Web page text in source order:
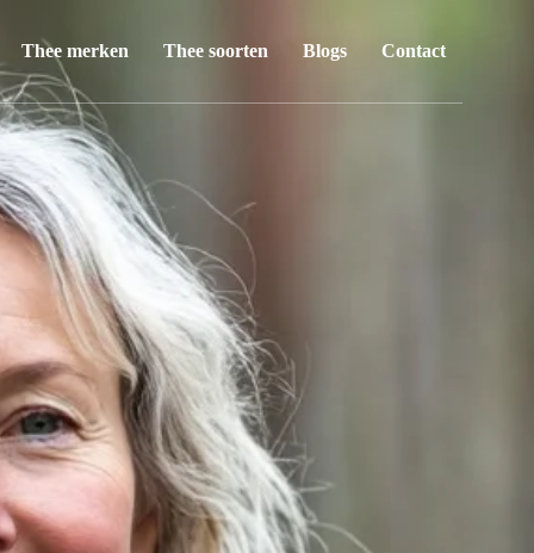
Thee merken Thee soorten Blogs Contact